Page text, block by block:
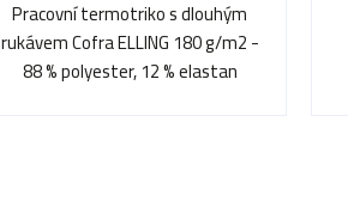
Pracovní termotriko s dlouhým
rukávem Cofra ELLING 180 g/m2 -
88 % polyester, 12 % elastan